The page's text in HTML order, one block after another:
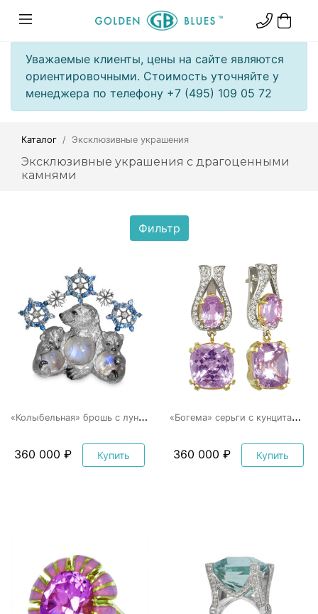
Уважаемые клиенты, цены на сайте являются
ориентировочными. Стоимость уточняйте у
менеджера по телефону +7 (495) 109 05 72
Каталог Эксклюзивные украшения
Эксклюзивные украшения с драгоценными
камнями
Фильтр
«
Колыбельная» брошь с лунным камнем
360 000 ₽ Купить
«
Богема» серьги с кунцитами и бриллианатми
360 000 ₽ Купить